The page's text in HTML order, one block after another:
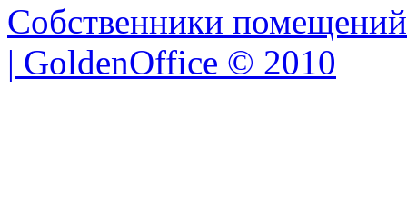
Собственники
| GoldenOffice © 2010